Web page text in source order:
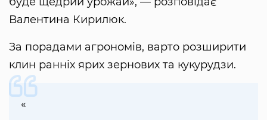
Валентина Кирилюк.
За порадами агрономів, варто розширити
клин ранніх ярих зернових та кукурудзи.
«